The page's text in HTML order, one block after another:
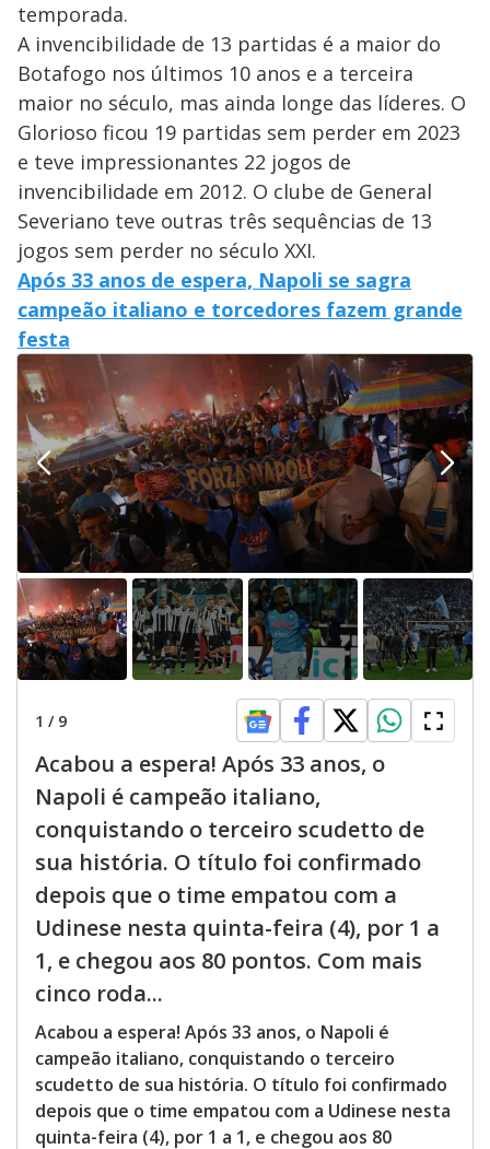
temporada.
A invencibilidade de 13 partidas é a maior do
Botafogo nos últimos 10 anos e a terceira
maior no século, mas ainda longe das líderes. O
Glorioso ficou 19 partidas sem perder em 2023
e teve impressionantes 22 jogos de
invencibilidade em 2012. O clube de General
Severiano teve outras três sequências de 13
jogos sem perder no século XXI.
Após 33 anos de espera, Napoli se sagra
campeão italiano e torcedores fazem grande
festa
1 / 9
Acabou a espera! Após 33 anos, o
Napoli é campeão italiano,
conquistando o terceiro scudetto de
sua história. O título foi confirmado
depois que o time empatou com a
Udinese nesta quinta-feira (4), por 1 a
1, e chegou aos 80 pontos. Com mais
cinco roda...
Acabou a espera! Após 33 anos, o Napoli é
campeão italiano, conquistando o terceiro
scudetto de sua história. O título foi confirmado
depois que o time empatou com a Udinese nesta
quinta-feira (4), por 1 a 1, e chegou aos 80